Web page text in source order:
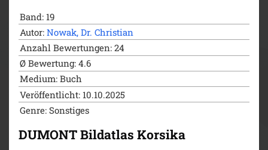
Band: 19
Autor: Nowak, Dr. Christian
Anzahl Bewertungen: 24
Ø Bewertung: 4.6
Medium: Buch
Veröffentlicht: 10.10.2025
Genre: Sonstiges
DUMONT Bildatlas Korsika